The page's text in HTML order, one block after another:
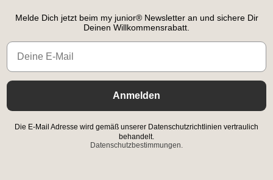
Melde Dich jetzt beim my junior® Newsletter an und sichere Dir
Deinen Willkommensrabatt.
Email
Anmelden
Die E-Mail Adresse wird gemäß unserer Datenschutzrichtlinien vertraulich
behandelt.
Datenschutzbestimmungen.